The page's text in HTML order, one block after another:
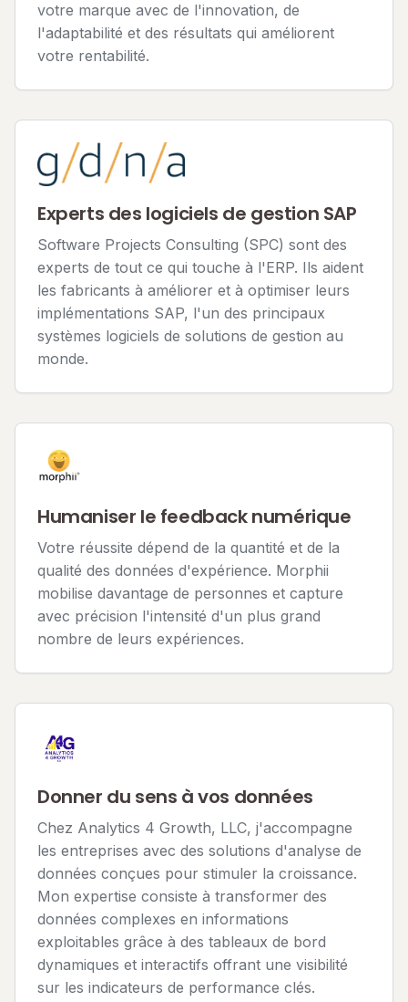
votre marque avec de l'innovation, de
l'adaptabilité et des résultats qui améliorent
votre rentabilité.
Experts des logiciels de gestion SAP
Software Projects Consulting (SPC) sont des
experts de tout ce qui touche à l'ERP. Ils aident
les fabricants à améliorer et à optimiser leurs
implémentations SAP, l'un des principaux
systèmes logiciels de solutions de gestion au
monde.
Humaniser le feedback numérique
Votre réussite dépend de la quantité et de la
qualité des données d'expérience. Morphii
mobilise davantage de personnes et capture
avec précision l'intensité d'un plus grand
nombre de leurs expériences.
Donner du sens à vos données
Chez Analytics 4 Growth, LLC, j'accompagne
les entreprises avec des solutions d'analyse de
données conçues pour stimuler la croissance.
Mon expertise consiste à transformer des
données complexes en informations
exploitables grâce à des tableaux de bord
dynamiques et interactifs offrant une visibilité
sur les indicateurs de performance clés.